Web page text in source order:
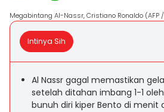
Megabintang Al-Nassr, Cristiano Ronaldo (AFP
Intinya Sih
Al Nassr gagal memastikan
setelah ditahan imbang 1-1
bunuh diri kiper Bento di menit